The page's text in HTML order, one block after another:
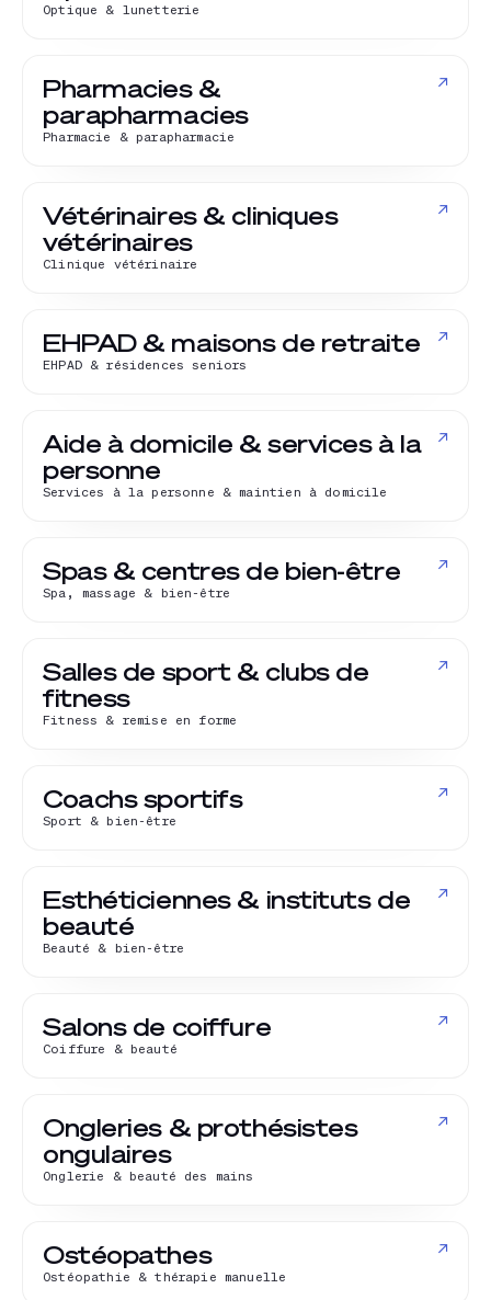
Optique & lunetterie
Pharmacies &
parapharmacies
Pharmacie & parapharmacie
↗
Vétérinaires & cliniques
vétérinaires
Clinique vétérinaire
↗
EHPAD & maisons de retraite
EHPAD & résidences seniors
↗
Aide à domicile & services à la
personne
Services à la personne & maintien à domicile
↗
Spas & centres de bien-être
Spa, massage & bien-être
↗
Salles de sport & clubs de
fitness
Fitness & remise en forme
↗
Coachs sportifs
Sport & bien-être
↗
Esthéticiennes & instituts de
beauté
Beauté & bien-être
↗
Salons de coiffure
Coiffure & beauté
↗
Ongleries & prothésistes
ongulaires
Onglerie & beauté des mains
↗
Ostéopathes
Ostéopathie & thérapie manuelle
↗